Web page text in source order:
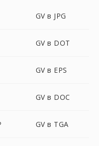
GV в JPG
GV в DOT
GV в EPS
GV в DOC
GV в TGA